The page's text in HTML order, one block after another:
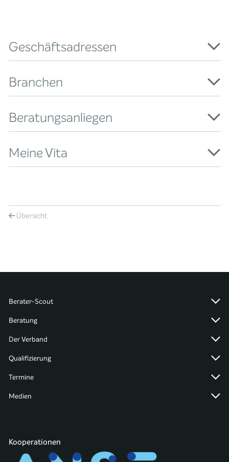
Geschäftsadressen
Branchen
Beratungsanliegen
Meine Vita
Übersicht
Berater-Scout
Beratung
Der Verband
Qualifizierung
Termine
Medien
Kooperationen